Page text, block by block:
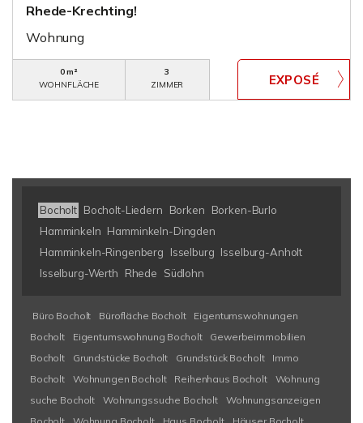
Rhede-Krechting!
Wohnung
0 m²
WOHNFLÄCHE
3
ZIMMER
Bocholt Bocholt-Liedern Borken
Borken-Burlo
Hamminkeln Hamminkeln-Dingden
Hamminkeln-Ringenberg
Isselburg Isselburg-Anholt
Isselburg-Werth
Rhede Südlohn
Büro Bocholt Bürofläche Bocholt
Eigentumswohnungen
Bocholt
Eigentumswohnung Bocholt
Gewerbeimmobilien
Bocholt
Grundstücke Bocholt Grundstück Bocholt
Immo
Bocholt
Wohnungen Bocholt Reihenhaus Bocholt
Wohnung
suche Bocholt
Wohnungssuche Bocholt
Wohnungsanzeigen